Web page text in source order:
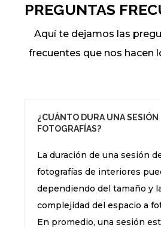
PREGUNTAS
Aquí te dejamos las
frecuentes que nos hacen
¿CUÁNTO DURA UNA SESIÓN
FOTOGRAFÍAS?
La duración de una sesión
fotografías de interiores
dependiendo del tamaño y
complejidad del espacio a
En promedio, una sesión